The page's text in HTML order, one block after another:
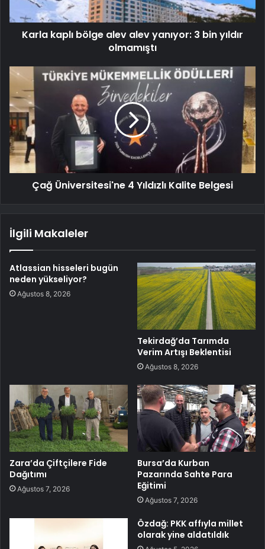
Karla kaplı bölge alev alev yanıyor: 3 bin yıldır
olmamıştı
Çağ Üniversitesi'ne 4 Yıldızlı Kalite Belgesi
İlgili Makaleler
Atlassian hisseleri bugün
neden yükseliyor?
Ağustos 8, 2026
Tekirdağ’da Tarımda
Verim Artışı Beklentisi
Ağustos 8, 2026
Zara’da Çiftçilere Fide
Dağıtımı
Ağustos 7, 2026
Bursa’da Kurban
Pazarında Sahte Para
Eğitimi
Ağustos 7, 2026
Özdağ: PKK affıyla millet
olarak yine aldatıldık